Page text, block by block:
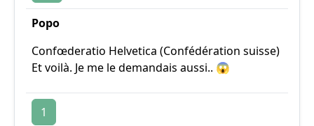
Popo
Confœderatio Helvetica (Confédération suisse)
Et voilà. Je me le demandais aussi.. 😱
1